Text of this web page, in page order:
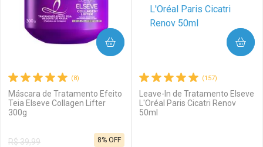
(8)
Máscara de Tratamento Efeito
Teia Elseve Collagen Lifter
300g
R$ 39,99
8% OFF
COMPRAR
(157)
Leave-In de Tratamento Elseve
L'Oréal Paris Cicatri Renov
50ml
COMPRAR